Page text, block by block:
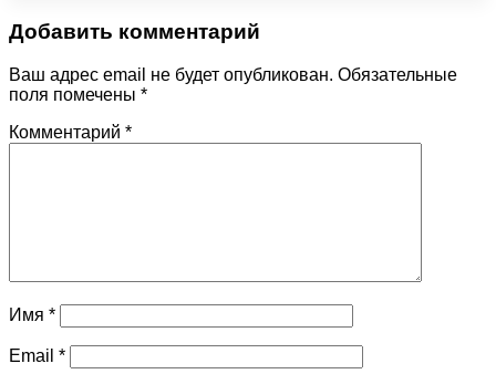
Добавить комментарий
Ваш адрес email не будет опубликован. Обязательные
поля помечены *
Комментарий *
Имя *
Email *